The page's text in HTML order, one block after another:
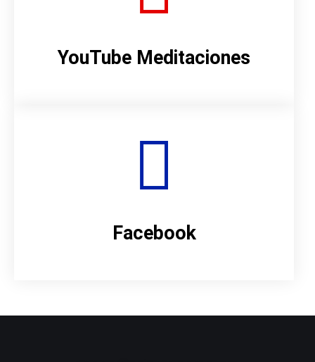
YouTube Meditaciones
Facebook